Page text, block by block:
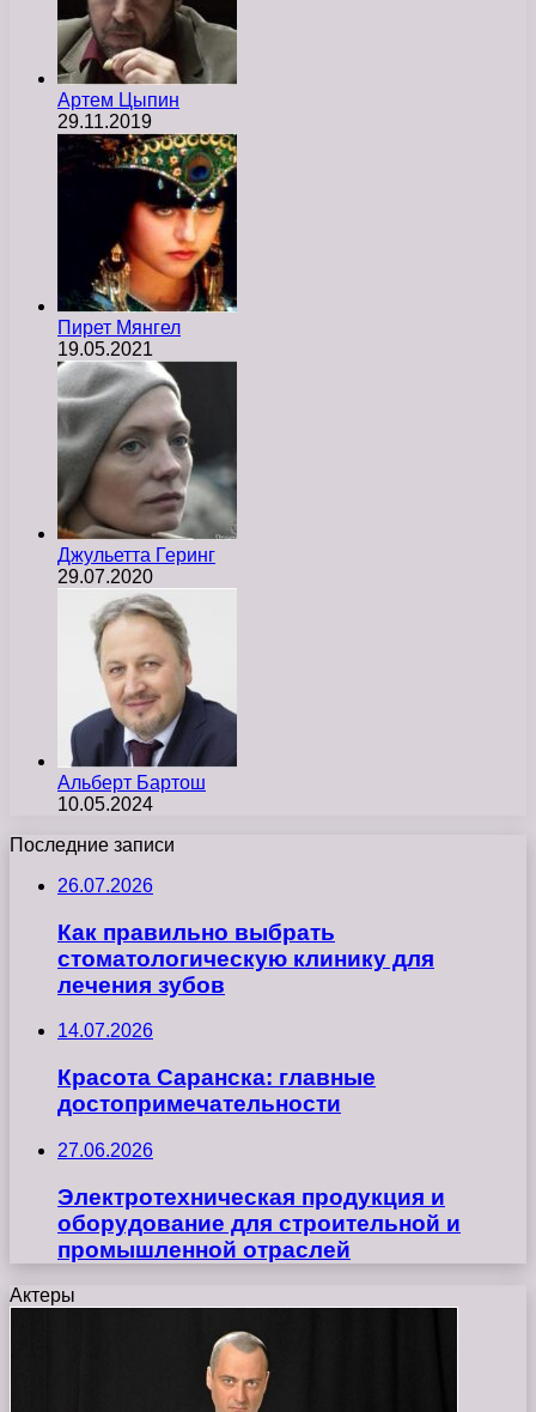
Артем Цыпин
29.11.2019
Пирет Мянгел
19.05.2021
Джульетта Геринг
29.07.2020
Альберт Бартош
10.05.2024
Последние записи
26.07.2026
Как правильно выбрать
стоматологическую клинику для
лечения зубов
14.07.2026
Красота Саранска: главные
достопримечательности
27.06.2026
Электротехническая продукция и
оборудование для строительной и
промышленной отраслей
Актеры